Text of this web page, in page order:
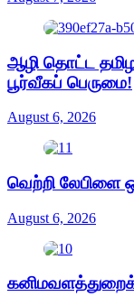
ஆழி தொட்ட
பூர்வீகப் பெருமை!
August 6, 2026
வெற்றி லேபிளை
August 6, 2026